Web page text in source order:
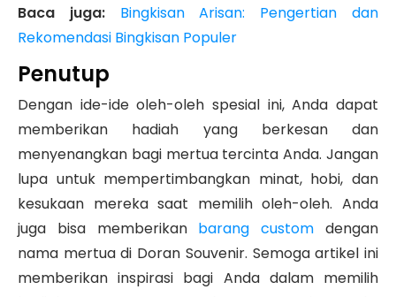
Baca juga:Bingkisan Arisan: Pengertian dan
Rekomendasi Bingkisan Populer
Penutup
Dengan ide-ide oleh-oleh spesial ini, Anda dapat
memberikan hadiah yang berkesan dan
menyenangkan bagi mertua tercinta Anda. Jangan
lupa untuk mempertimbangkan minat, hobi, dan
kesukaan mereka saat memilih oleh-oleh. Anda
juga bisa memberikan barang custom dengan
nama mertua di Doran Souvenir. Semoga artikel ini
memberikan inspirasi bagi Anda dalam memilih